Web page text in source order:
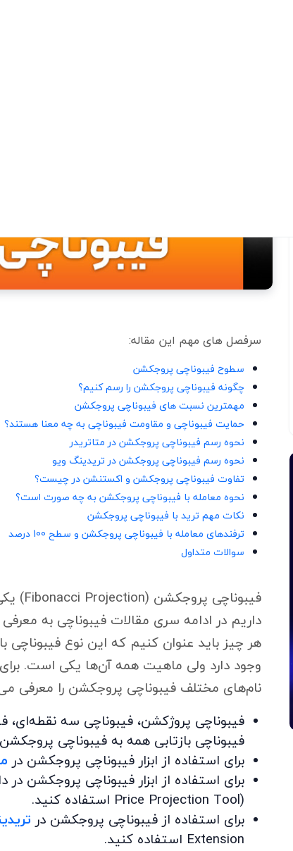
سرفصل های مهم این مقاله:
سطوح فیبوناچی پروجکشن
چگونه فیبوناچی پروجکشن را رسم کنیم؟
مهمترین نسبت های فیبوناچی پروجکشن
حمایت فیبوناچی و مقاومت فیبوناچی به چه معنا هستند؟
نحوه رسم فیبوناچی پروجکشن در متاتریدر
نحوه رسم فیبوناچی پروجکشن در تریدینگ ویو
تفاوت فیبوناچی پروجکشن و اکستنشن در چیست؟
نحوه معامله با فیبوناچی پروجکشن به چه صورت است؟
نکات مهم ترید با فیبوناچی پروجکشن
ترفندهای معامله با فیبوناچی پروجکشن و سطح 100 درصد
سوالات متداول
فیبوناچی پروجکشن (Fibonacci Projection
)
داریم در ادامه سری مقالات فیبوناچی به معرفی
هر چیز باید عنوان کنیم که این نوع فیبوناچی
وجود دارد ولی ماهیت همه آن‌ها یکی است.
نام‌های مختلف فیبوناچی پروجکشن را معرفی
فیبوناچی پروژکشن، فیبوناچی سه نقطه‌ای،
فیبوناچی بازتابی همه به فیبوناچی پروجکشن
برای استفاده از ابزار فیبوناچی پروجکشن در
برای استفاده از ابزار فیبوناچی پروجکشن در
Price Projection Tool) استفاده کنید.
برای استفاده از فیبوناچی پروجکشن در
Extension‌ استفاده کنید.